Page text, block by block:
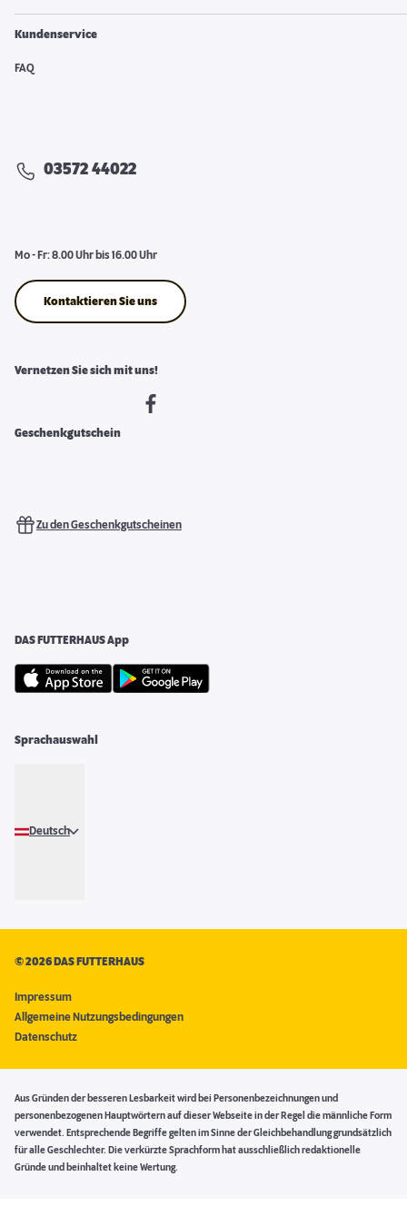
Kundenservice
FAQ
03572 44022
Mo - Fr: 8.00 Uhr bis 16.00 Uhr
Kontaktieren Sie uns
Vernetzen Sie sich mit uns!
Geschenkgutschein
Zu den Geschenkgutscheinen
DAS FUTTERHAUS App
Sprachauswahl
Deutsch
©2026 DAS FUTTERHAUS
Impressum
Allgemeine Nutzungsbedingungen
Datenschutz
Aus Gründen der besseren Lesbarkeit wird bei Personenbezeichnungen und
personenbezogenen Hauptwörtern auf dieser Webseite in der Regel die männliche Form
verwendet. Entsprechende Begriffe gelten im Sinne der Gleichbehandlung grundsätzlich
für alle Geschlechter. Die verkürzte Sprachform hat ausschließlich redaktionelle
Gründe und beinhaltet keine Wertung.